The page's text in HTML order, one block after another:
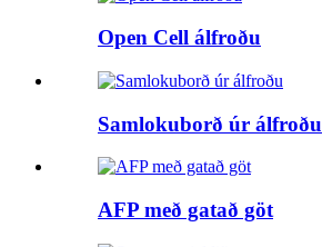
Open Cell álfroðu
Samlokuborð úr álfroðu
AFP með gatað göt